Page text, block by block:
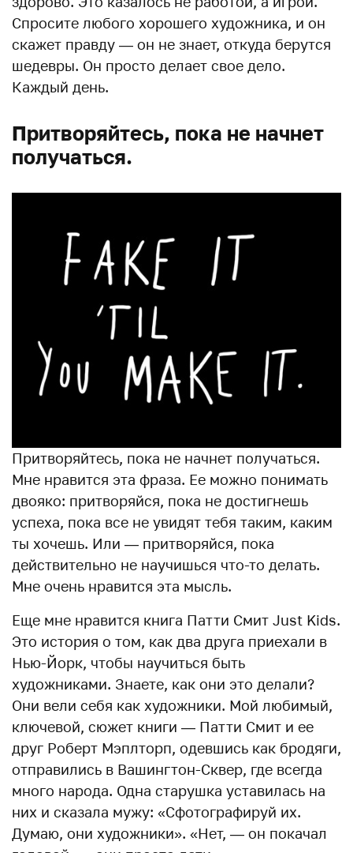
Спросите любого хорошего художника, и он
скажет правду — он не знает, откуда берутся
шедевры. Он просто делает свое дело.
Каждый день.
Притворяйтесь, пока не начнет
получаться.
Притворяйтесь, пока не начнет получаться.
Мне нравится эта фраза. Ее можно понимать
двояко: притворяйся, пока не достигнешь
успеха, пока все не увидят тебя таким, каким
ты хочешь. Или — притворяйся, пока
действительно не научишься что-то делать.
Мне очень нравится эта мысль.
Еще мне нравится книга Патти Смит Just Kids.
Это история о том, как два друга приехали в
Нью-Йорк, чтобы научиться быть
художниками. Знаете, как они это делали?
Они вели себя как художники. Мой любимый,
ключевой, сюжет книги — Патти Смит и ее
друг Роберт Мэплторп, одевшись как бродяги,
отправились в Вашингтон-Сквер, где всегда
много народа. Одна старушка уставилась на
них и сказала мужу: «Сфотографируй их.
Думаю, они художники». «Нет, — он покачал